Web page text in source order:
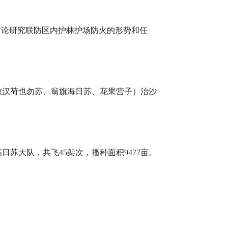
研究联防区内护林护场防火的形势和任
荷也勿苏、翁旗海日苏、花果营子）治沙
大队，共飞45架次，播种面积9477亩。